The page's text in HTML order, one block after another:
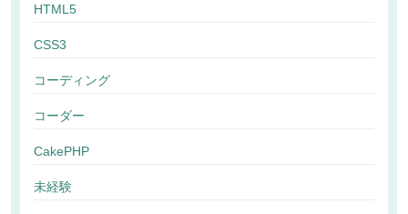
HTML5
CSS3
コーディング
コーダー
CakePHP
未経験